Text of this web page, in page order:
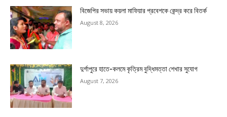
বিজেপির সভায় কয়লা মাফিয়ার প্রবেশকে কেন্দ্র করে বিতর্ক
August 8, 2026
দুর্গাপুরে হাতে-কলমে কৃত্রিম বুদ্ধিমত্তা শেখার সুযোগ
August 7, 2026